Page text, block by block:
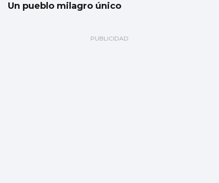
Un pueblo milagro único